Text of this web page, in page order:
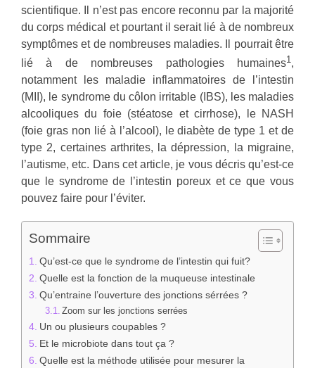
scientifique. Il n’est pas encore reconnu par la majorité
du corps médical et pourtant il serait lié à de nombreux
symptômes et de nombreuses maladies. Il pourrait être
lié à de nombreuses pathologies humaines1,
notamment les maladie inflammatoires de l’intestin
(MII), le syndrome du côlon irritable (IBS), les maladies
alcooliques du foie (stéatose et cirrhose), le NASH
(foie gras non lié à l’alcool), le diabète de type 1 et de
type 2, certaines arthrites, la dépression, la migraine,
l’autisme, etc. Dans cet article, je vous décris qu’est-ce
que le syndrome de l’intestin poreux et ce que vous
pouvez faire pour l’éviter.
Sommaire
Qu’est-ce que le syndrome de l’intestin qui fuit?
Quelle est la fonction de la muqueuse intestinale
Qu’entraine l’ouverture des jonctions sérrées ?
Zoom sur les jonctions serrées
Un ou plusieurs coupables ?
Et le microbiote dans tout ça ?
Quelle est la méthode utilisée pour mesurer la